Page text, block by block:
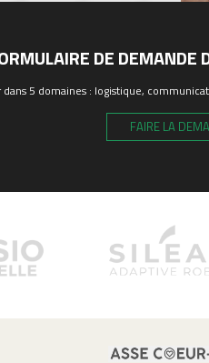
DE DEMANDE
5 domaines : logistique,
FAIRE LA